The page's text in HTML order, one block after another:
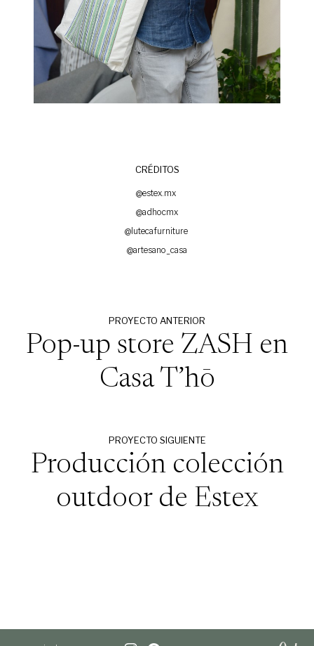
CRÉDITOS
@estex.mx
@adhocmx
@lutecafurniture
@artesano_casa
PROYECTO ANTERIOR
Pop-up store ZASH en
Casa T’hō
PROYECTO SIGUIENTE
Producción colección
outdoor de Estex